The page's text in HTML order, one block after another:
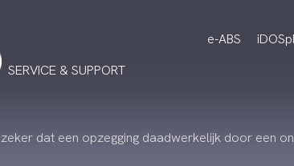
SERVICE & SUPPORT
e-ABS
dat een opzegging daadwerkelijk door een